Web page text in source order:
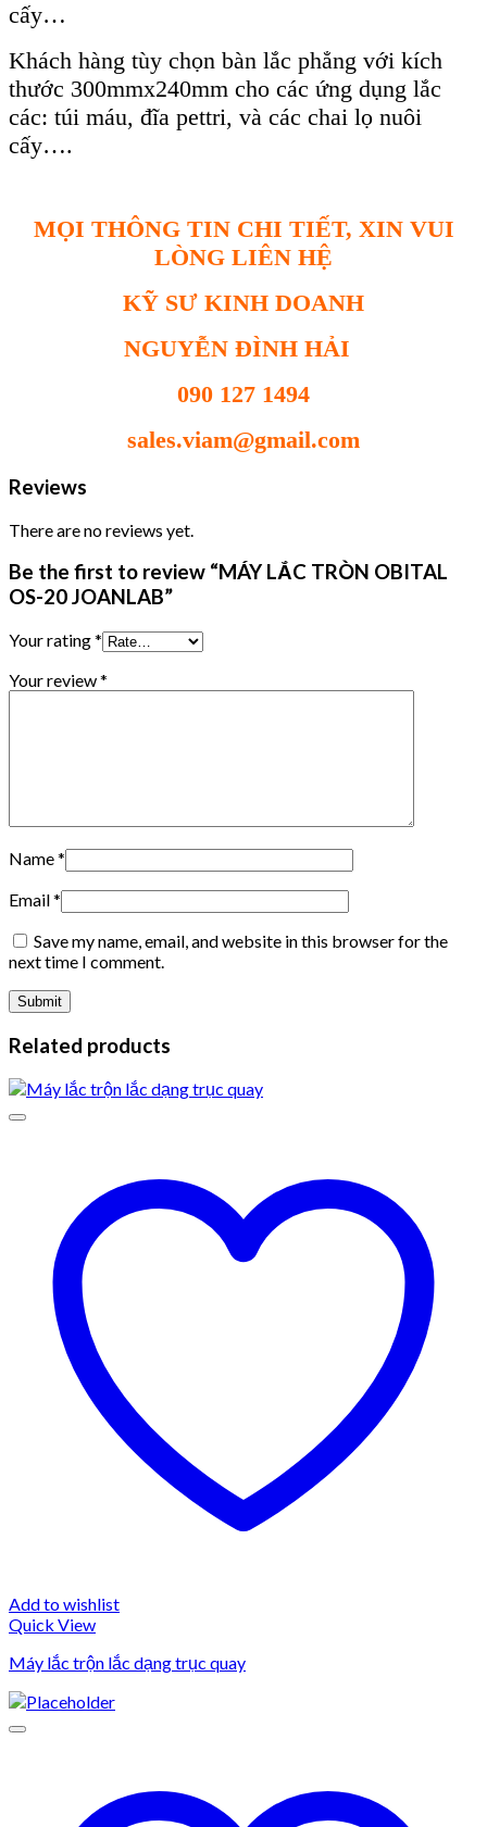
cấy…
Khách hàng tùy chọn bàn lắc phẳng với kích
thước 300mmx240mm cho các ứng dụng lắc
các: túi máu, đĩa pettri, và các chai lọ nuôi
cấy….
MỌI THÔNG TIN CHI TIẾT, XIN VUI
LÒNG LIÊN HỆ
KỸ SƯ KINH DOANH
NGUYỄN ĐÌNH HẢI
090 127 1494
sales.viam@gmail.com
Reviews
There are no reviews yet.
Be the first to review “MÁY LẮC TRÒN OBITAL
OS-20 JOANLAB”
Your rating*
Your review*
Name*
Email*
Save my name, email, and website in this browser for the
next time I comment.
Related products
Add to wishlist
Quick View
Máy lắc trộn lắc dạng trục quay